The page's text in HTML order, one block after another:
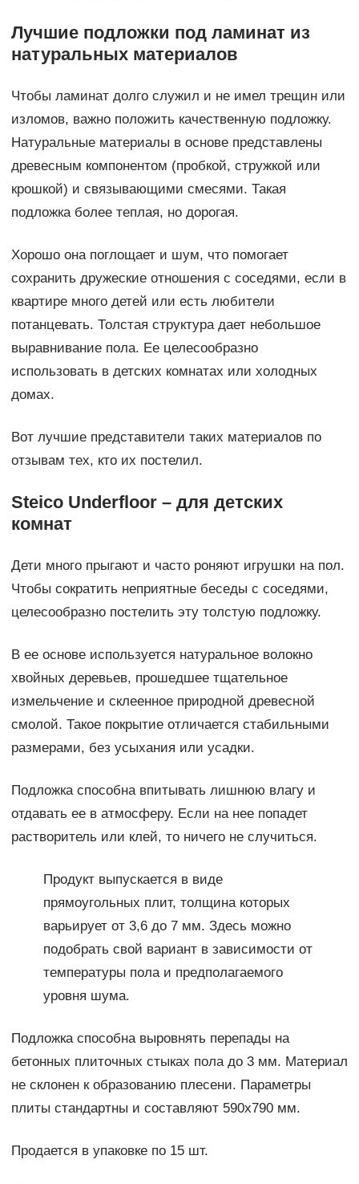
Лучшие подложки под ламинат из
натуральных материалов
Чтобы ламинат долго служил и не имел трещин или
изломов, важно положить качественную подложку.
Натуральные материалы в основе представлены
древесным компонентом (пробкой, стружкой или
крошкой) и связывающими смесями. Такая
подложка более теплая, но дорогая.
Хорошо она поглощает и шум, что помогает
сохранить дружеские отношения с соседями, если в
квартире много детей или есть любители
потанцевать. Толстая структура дает небольшое
выравнивание пола. Ее целесообразно
использовать в детских комнатах или холодных
домах.
Вот лучшие представители таких материалов по
отзывам тех, кто их постелил.
Steico Underfloor – для детских
комнат
Дети много прыгают и часто роняют игрушки на пол.
Чтобы сократить неприятные беседы с соседями,
целесообразно постелить эту толстую подложку.
В ее основе используется натуральное волокно
хвойных деревьев, прошедшее тщательное
измельчение и склеенное природной древесной
смолой. Такое покрытие отличается стабильными
размерами, без усыхания или усадки.
Подложка способна впитывать лишнюю влагу и
отдавать ее в атмосферу. Если на нее попадет
растворитель или клей, то ничего не случиться.
Продукт выпускается в виде
прямоугольных плит, толщина которых
варьирует от 3,6 до 7 мм. Здесь можно
подобрать свой вариант в зависимости от
температуры пола и предполагаемого
уровня шума.
Подложка способна выровнять перепады на
бетонных плиточных стыках пола до 3 мм. Материал
не склонен к образованию плесени. Параметры
плиты стандартны и составляют 590х790 мм.
Продается в упаковке по 15 шт.